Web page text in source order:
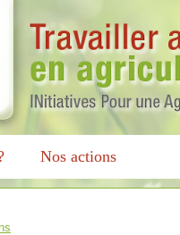
Nos actions